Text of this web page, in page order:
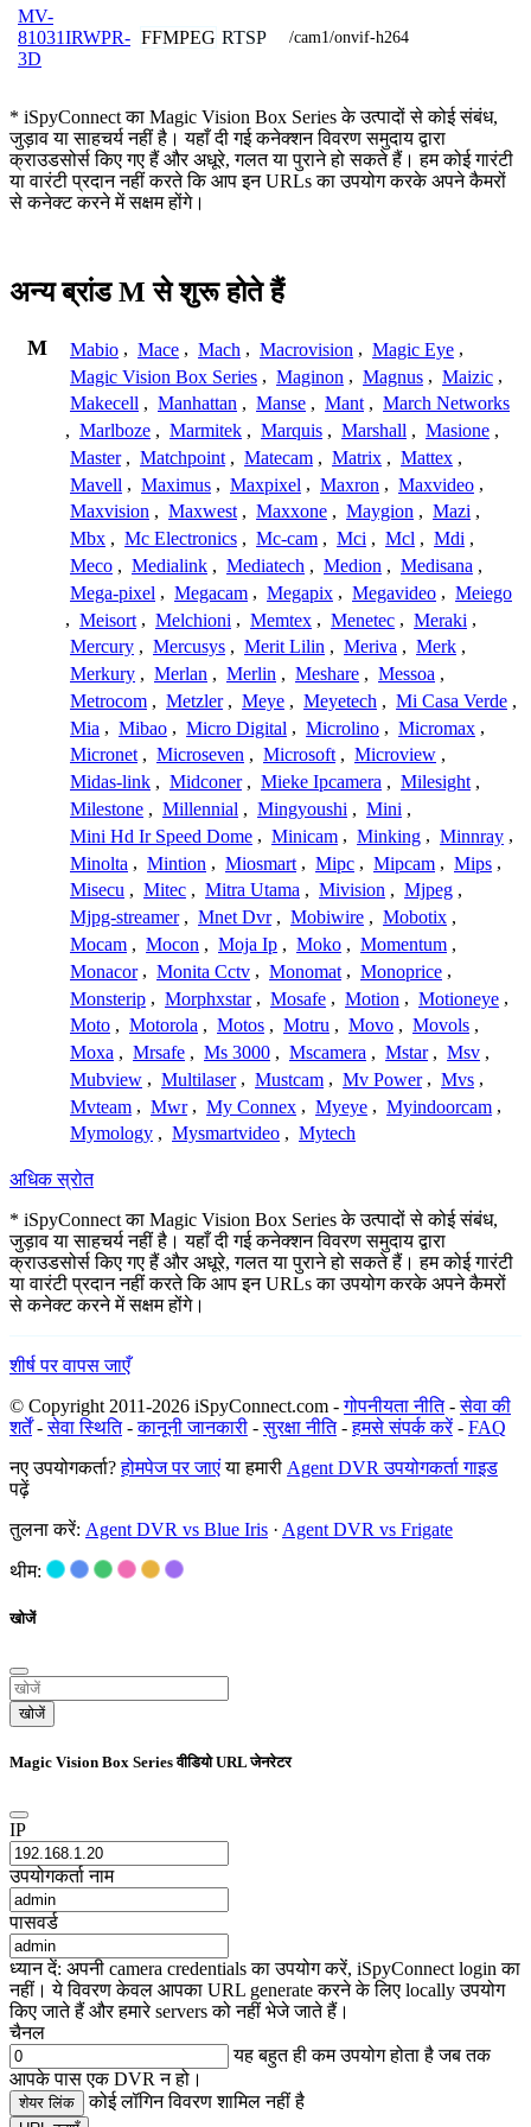
MV-
81031IRWPR-
3D
FFMPEG RTSP /cam1/onvif-h264
* iSpyConnect का Magic Vision Box Series के उत्पादों से कोई संबंध,
जुड़ाव या साहचर्य नहीं है। यहाँ दी गई कनेक्शन विवरण समुदाय द्वारा
क्राउडसोर्स किए गए हैं और अधूरे, गलत या पुराने हो सकते हैं। हम कोई गारंटी
या वारंटी प्रदान नहीं करते कि आप इन URLs का उपयोग करके अपने कैमरों
से कनेक्ट करने में सक्षम होंगे।
अन्य ब्रांड M से शुरू होते हैं
M Mabio , Mace , Mach , Macrovision , Magic Eye ,
Magic Vision Box Series , Maginon , Magnus , Maizic ,
Makecell , Manhattan , Manse , Mant , March Networks
, Marlboze , Marmitek , Marquis , Marshall , Masione ,
Master , Matchpoint , Matecam , Matrix , Mattex ,
Mavell , Maximus , Maxpixel , Maxron , Maxvideo ,
Maxvision , Maxwest , Maxxone , Maygion , Mazi ,
Mbx , Mc Electronics , Mc-cam , Mci , Mcl , Mdi ,
Meco , Medialink , Mediatech , Medion , Medisana ,
Mega-pixel , Megacam , Megapix , Megavideo , Meiego
, Meisort , Melchioni , Memtex , Menetec , Meraki ,
Mercury , Mercusys , Merit Lilin , Meriva , Merk ,
Merkury , Merlan , Merlin , Meshare , Messoa ,
Metrocom , Metzler , Meye , Meyetech , Mi Casa Verde ,
Mia , Mibao , Micro Digital , Microlino , Micromax ,
Micronet , Microseven , Microsoft , Microview ,
Midas-link , Midconer , Mieke Ipcamera , Milesight ,
Milestone , Millennial , Mingyoushi , Mini ,
Mini Hd Ir Speed Dome , Minicam , Minking , Minnray ,
Minolta , Mintion , Miosmart , Mipc , Mipcam , Mips ,
Misecu , Mitec , Mitra Utama , Mivision , Mjpeg ,
Mjpg-streamer , Mnet Dvr , Mobiwire , Mobotix ,
Mocam , Mocon , Moja Ip , Moko , Momentum ,
Monacor , Monita Cctv , Monomat , Monoprice ,
Monsterip , Morphxstar , Mosafe , Motion , Motioneye ,
Moto , Motorola , Motos , Motru , Movo , Movols ,
Moxa , Mrsafe , Ms 3000 , Mscamera , Mstar , Msv ,
Mubview , Multilaser , Mustcam , Mv Power , Mvs ,
Mvteam , Mwr , My Connex , Myeye , Myindoorcam ,
Mymology , Mysmartvideo , Mytech
अधिक स्रोत
* iSpyConnect का Magic Vision Box Series के उत्पादों से कोई संबंध,
जुड़ाव या साहचर्य नहीं है। यहाँ दी गई कनेक्शन विवरण समुदाय द्वारा
क्राउडसोर्स किए गए हैं और अधूरे, गलत या पुराने हो सकते हैं। हम कोई गारंटी
या वारंटी प्रदान नहीं करते कि आप इन URLs का उपयोग करके अपने कैमरों
से कनेक्ट करने में सक्षम होंगे।
शीर्ष पर वापस जाएँ
© Copyright 2011-2026 iSpyConnect.com -गोपनीयता नीति-सेवा की
शर्तें-सेवा स्थिति-कानूनी जानकारी -सुरक्षा नीति-हमसे संपर्क करें- FAQ
नए उपयोगकर्ता?होमपेज पर जाएंया हमारी Agent DVR उपयोगकर्ता गाइड
पढ़ें
तुलना करें: Agent DVR vs Blue Iris · Agent DVR vs Frigate
थीम:
खोजें
खोजें
Magic Vision Box Series वीडियो URL जेनरेटर
IP
उपयोगकर्ता नाम
पासवर्ड
ध्यान दें: अपनी camera credentials का उपयोग करें, iSpyConnect login का
नहीं। ये विवरण केवल आपका URL generate करने के लिए locally उपयोग
किए जाते हैं और हमारे servers को नहीं भेजे जाते हैं।
चैनल
यह बहुत ही कम उपयोग होता है जब तक
आपके पास एक DVR न हो।
शेयर लिंक कोई लॉगिन विवरण शामिल नहीं है